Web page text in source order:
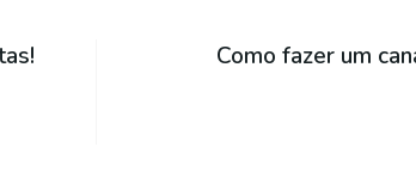
Como fazer um